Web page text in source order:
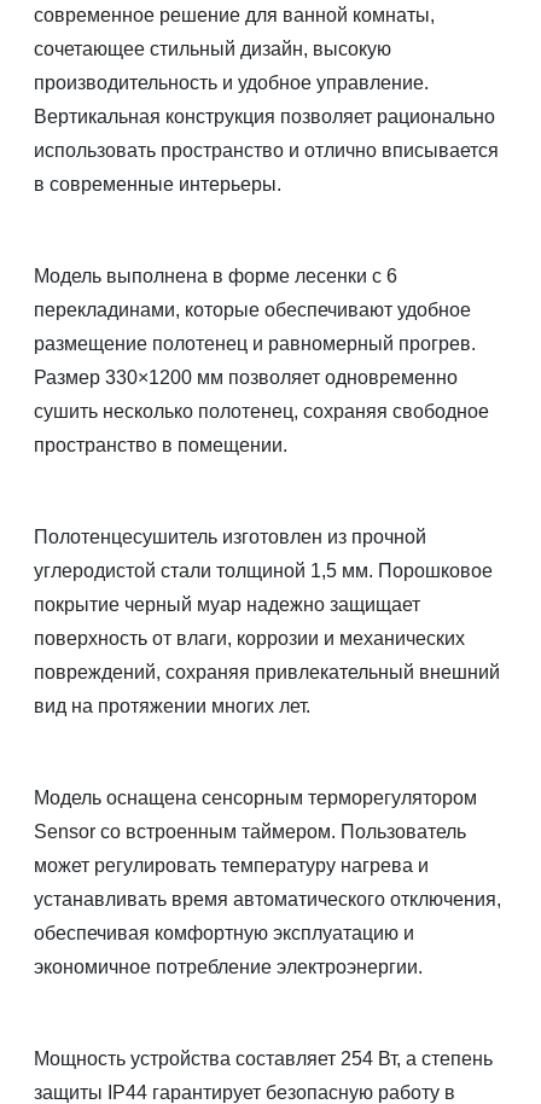
современное решение для ванной комнаты,
сочетающее стильный дизайн, высокую
производительность и удобное управление.
Вертикальная конструкция позволяет рационально
использовать пространство и отлично вписывается
в современные интерьеры.
Модель выполнена в форме лесенки с 6
перекладинами, которые обеспечивают удобное
размещение полотенец и равномерный прогрев.
Размер 330×1200 мм позволяет одновременно
сушить несколько полотенец, сохраняя свободное
пространство в помещении.
Полотенцесушитель изготовлен из прочной
углеродистой стали толщиной 1,5 мм. Порошковое
покрытие черный муар надежно защищает
поверхность от влаги, коррозии и механических
повреждений, сохраняя привлекательный внешний
вид на протяжении многих лет.
Модель оснащена сенсорным терморегулятором
Sensor со встроенным таймером. Пользователь
может регулировать температуру нагрева и
устанавливать время автоматического отключения,
обеспечивая комфортную эксплуатацию и
экономичное потребление электроэнергии.
Мощность устройства составляет 254 Вт, а степень
защиты IP44 гарантирует безопасную работу в